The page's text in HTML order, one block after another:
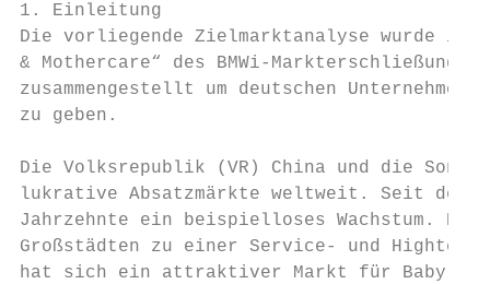
1. Einleitung
Die vorliegende Zielmarktanalyse wurde im
& Mothercare“ des BMWi-
zusammengestellt um deutschen
zu geben.
Die Volksrepublik (VR) China und die
lukrative Absatzmärkte weltweit. Seit der
Jahrzehnte ein beispielloses Wachstum.
Großstädten zu einer Service- und
hat sich ein attraktiver Markt für Baby-,